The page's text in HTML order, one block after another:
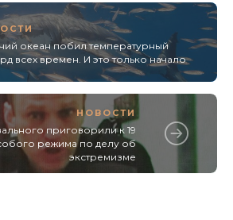
океан побил температурный
всех времен. И это только начало
НОВОСТИ
приговорили к 19
режима по делу об
экстремизме